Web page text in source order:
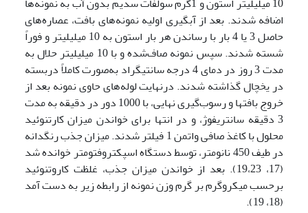
اضافه شدند. بعد از آبگیری اولیه نمونه‌های بافت، عصاره‌های
حاصل 3 یا 4 بار با رساندن هر بار استون به 10 میلی­لیتر و فوراً
شسته شدند. سپس نمونه صاف‌شده و با 10 میلی­لیتر حلال به
مدت 3 روز در دمای 4 درجه سانتی­گراد به‌صورت کاملاً دربسته
در یخچال گذاشته شدند. درنهایت لوله‌های حاوی نمونه بعد از
خروج بافتها و رسوب‌گیری نهایی، با 1000 دور در دقیقه به مدت
3 دقیقه سانتریفوژ، و در انتها برای خواندن میزان کارتنوئید
محلول با کاغذ صافی واتمن 1 فیلتر شدند. میزان جذب رنگدانه
در طیف 450 نانومتر، توسط دستگاه اسپکتروفتومتر خوانده شد
(17، 19،23). بعد از خواندن میزان جذب، غلظت کاروتنوئید
برحسب میکروگرم بر گرم وزن نمونه از رابطه زیر به دست آمد
(18، 19).